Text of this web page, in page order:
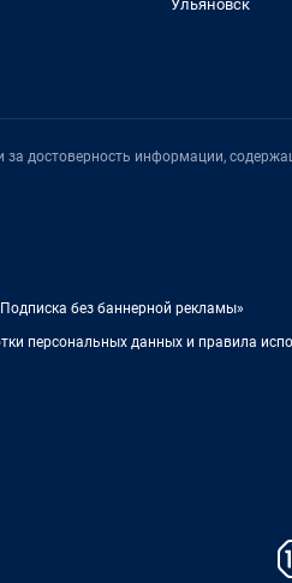
Ульяновск
за достоверность информации,
без баннерной рекламы»
персональных данных и правила